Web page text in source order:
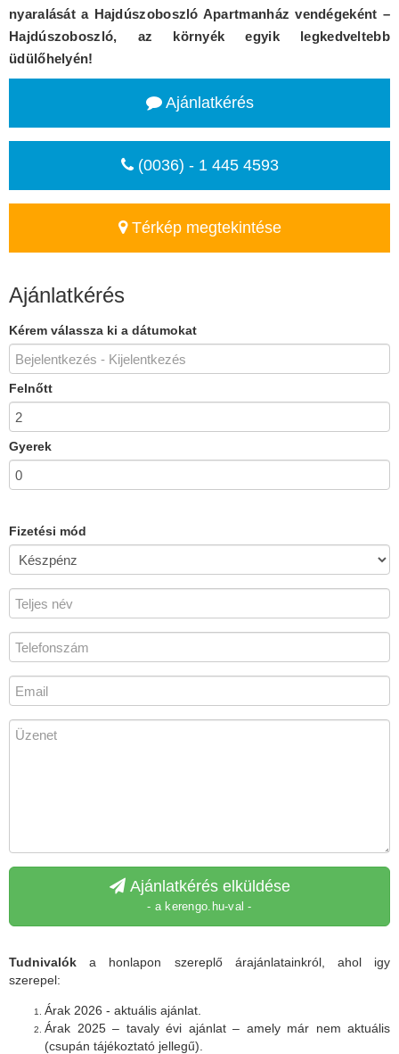
nyaralását a Hajdúszoboszló Apartmanház vendégeként –
Hajdúszoboszló, az környék egyik legkedveltebb
üdülőhelyén!
Ajánlatkérés
(0036) - 1 445 4593
Térkép megtekintése
Ajánlatkérés
Kérem válassza ki a dátumokat
Felnőtt
Gyerek
Fizetési mód
Ajánlatkérés elküldése
- a kerengo.hu-val -
Tudnivalók a honlapon szereplő árajánlatainkról, ahol igy
szerepel:
Árak 2026 - aktuális ajánlat.
Árak 2025 – tavaly évi ajánlat – amely már nem aktuális
(csupán tájékoztató jellegű).